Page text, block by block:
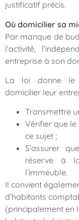
justificatif précis.
Où domicilier sa
Par manque de
l’activité,
entreprise à son
La loi donne le
domicilier leur
Transmettre
Vérifier que le
ce sujet ;
S’assurer
réserve à
l’immeuble.
Il convient
d’habitants
(principalement en